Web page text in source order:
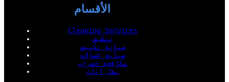
الأقسام
Cleaning Services
تنظيف
صيانة تكييف
صيانة غسالات
مكافحة حشرات
نقل اثاث